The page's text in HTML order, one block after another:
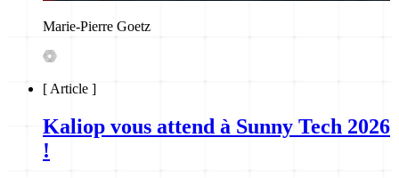
Marie-Pierre Goetz
[ Article ]
Kaliop vous attend à Sunny Tech 2026
!